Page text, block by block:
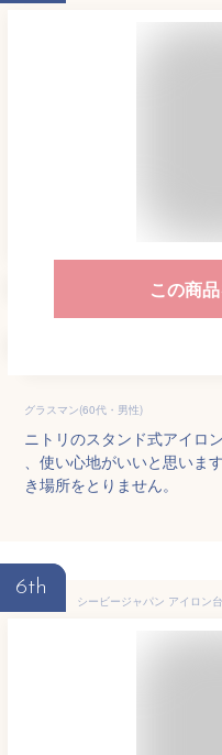
この商
グラスマン(60代・男性)
ニトリのスタンド式アイロ
、使い心地がいいと思い
き場所をとりません。
6th